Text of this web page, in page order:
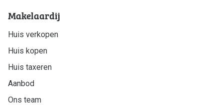
Makelaardij
Huis verkopen
Huis kopen
Huis taxeren
Aanbod
Ons team